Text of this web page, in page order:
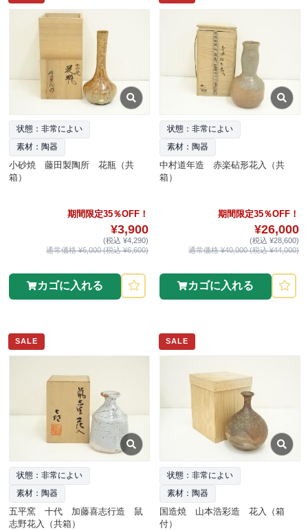
状態：非常によい
素材：陶器
小砂焼 藤田製陶所 花瓶（共
箱）
期間限定35％OFF！
¥3,900
(税込 ¥4,290)
通常価格 ¥6,000 (税込 ¥6,600)
カゴに入れる
状態：非常によい
素材：陶器
中村道年造 赤楽砧形花入（共
箱）
期間限定35％OFF！
¥26,000
(税込 ¥28,600)
通常価格 ¥40,000 (税込 ¥44,000)
カゴに入れる
SALE
状態：非常によい
素材：陶器
五平窯 十代 加藤喜志行造 鼠
志野花入（共箱）
SALE
状態：非常によい
素材：陶器
国造焼 山本浩彩造 花入（箱
付）